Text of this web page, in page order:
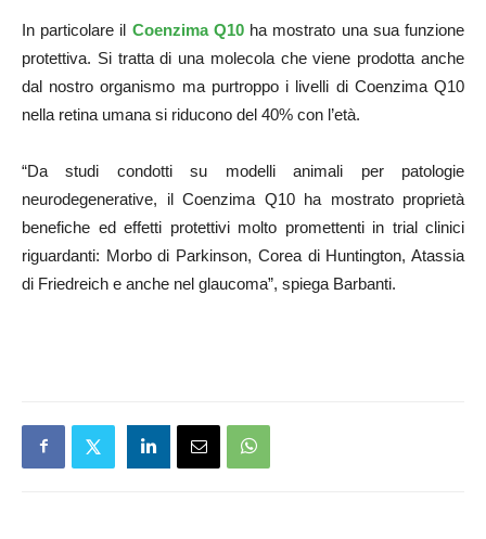
In particolare il Coenzima Q10ha mostrato una sua funzione
protettiva. Si tratta di una molecola che viene prodotta anche
dal nostro organismo ma purtroppo i livelli di Coenzima Q10
nella retina umana si riducono del 40% con l’età.
“Da studi condotti su modelli animali per patologie
neurodegenerative, il Coenzima Q10 ha mostrato proprietà
benefiche ed effetti protettivi molto promettenti in trial clinici
riguardanti: Morbo di Parkinson, Corea di Huntington, Atassia
di Friedreich e anche nel glaucoma”, spiega Barbanti.